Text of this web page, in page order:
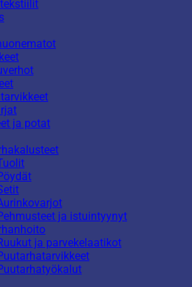
ja potat
ja istuintyynyt
ja parvekelaatikot